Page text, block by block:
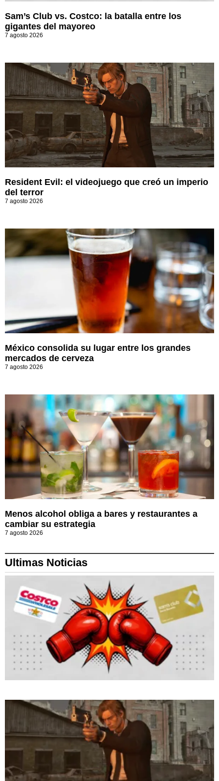
Sam’s Club vs. Costco: la batalla entre los
gigantes del mayoreo
7 agosto 2026
Resident Evil: el videojuego que creó un imperio
del terror
7 agosto 2026
México consolida su lugar entre los grandes
mercados de cerveza
7 agosto 2026
Menos alcohol obliga a bares y restaurantes a
cambiar su estrategia
7 agosto 2026
Ultimas Noticias